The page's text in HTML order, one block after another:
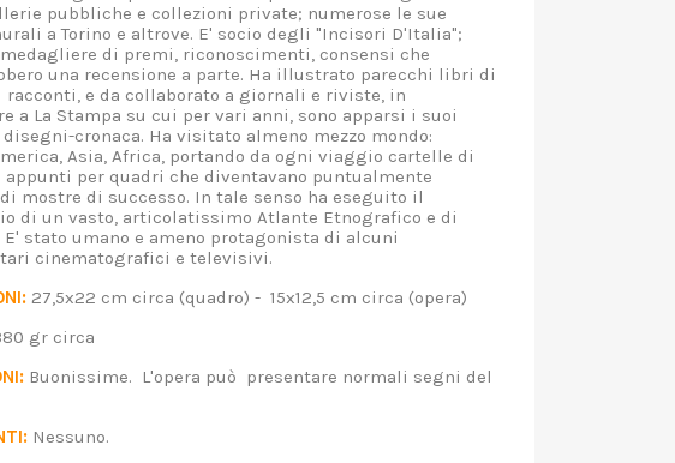
pubbliche e collezioni private; numerose le sue
a Torino e altrove. E' socio degli "Incisori D'Italia";
di premi, riconoscimenti, consensi che
una recensione a parte. Ha illustrato parecchi libri di
racconti, e da collaborato a giornali e riviste, in
a La Stampa su cui per vari anni, sono apparsi i suoi
cronaca. Ha visitato almeno mezzo mondo:
Asia, Africa, portando da ogni viaggio cartelle di
appunti per quadri che diventavano puntualmente
mostre di successo. In tale senso ha eseguito il
di un vasto, articolatissimo Atlante Etnografico e di
E' stato umano e ameno protagonista di alcuni
cinematografici e televisivi.
27,5x22 cm circa (quadro) - 15x12,5 cm circa (opera)
gr circa
Buonissime. L'opera può presentare normali segni del
Nessuno.